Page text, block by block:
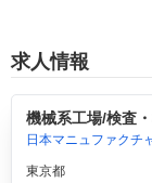
求人情報
機械系工場/検査
日本マニュファクチ
東京都